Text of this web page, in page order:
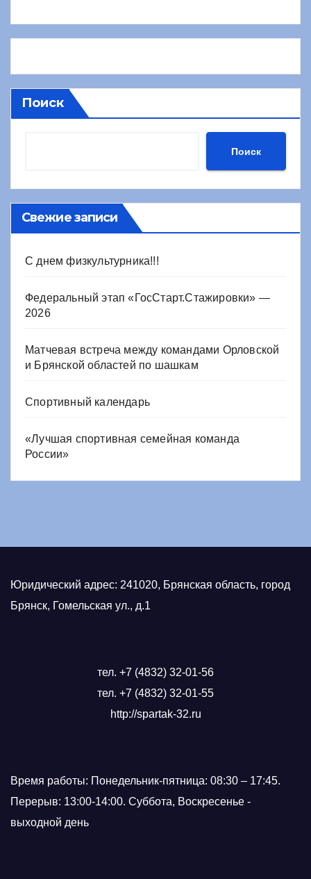
Поиск
Поиск
Свежие записи
С днем физкультурника!!!
Федеральный этап «ГосСтарт.Стажировки» —
2026
Матчевая встреча между командами Орловской
и Брянской областей по шашкам
Спортивный календарь
«Лучшая спортивная семейная команда
России»
Юридический адрес: 241020, Брянская область, город
Брянск, Гомельская ул., д.1
тел. +7 (4832) 32-01-56
тел. +7 (4832) 32-01-55
http://spartak-32.ru
Время работы: Понедельник-пятница: 08:30 – 17:45.
Перерыв: 13:00-14:00. Суббота, Воскресенье -
выходной день